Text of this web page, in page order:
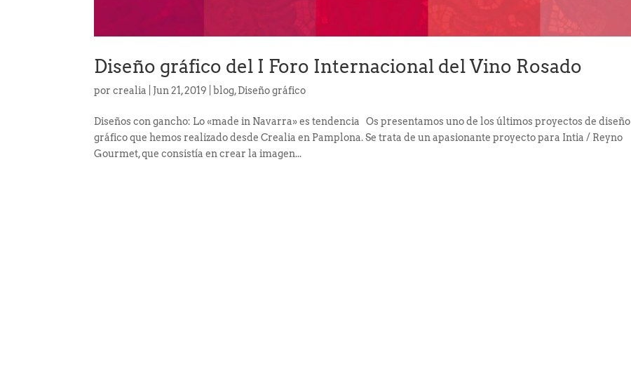
Diseño gráfico del I Foro Internacional del Vino Rosado
porcrealia Jun 21, 2019 |blog,Diseño gráfico
Diseños con gancho: Lo «made in Navarra» es tendencia Os presentamos uno de los últimos proyectos de diseño
gráfico que hemos realizado desde Crealia en Pamplona. Se trata de un apasionante proyecto para Intia / Reyno
Gourmet, que consistía en crear la imagen...